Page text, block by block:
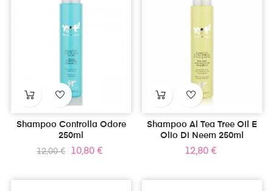
Shampoo Controlla Odore
250ml
Prezzo
12,00 € Prezzo
10,80 €
Shampoo Al Tea Tree Oil E
Olio Di Neem 250ml
Prezzo
12,80 €